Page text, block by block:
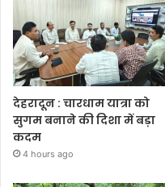
देहरादून : चारधाम यात्रा को
सुगम बनाने की दिशा में बड़ा
कदम
4 hours ago